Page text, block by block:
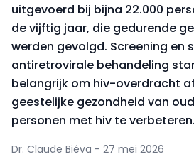
uitgevoerd bij bijna 22.000
de vijftig jaar, die gedurende
werden gevolgd. Screening en
antiretrovirale behandeling
belangrijk om hiv-overdracht
geestelijke gezondheid van
personen met hiv te verbeteren.
Dr. Claude Biéva - 27 mei 2026